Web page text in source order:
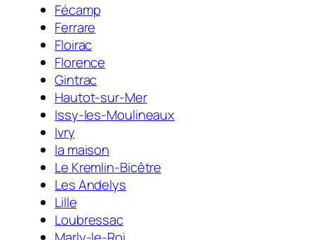
Fécamp
Ferrare
Floirac
Florence
Gintrac
Hautot-sur-Mer
Issy-les-Moulineaux
Ivry
la maison
Le Kremlin-Bicêtre
Les Andelys
Lille
Loubressac